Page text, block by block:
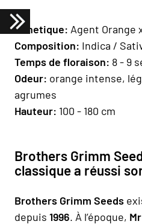
Genetique: Agent Orange
Composition: Indica /
Temps de floraison: 8 - 9
Odeur: orange intense,
agrumes
Hauteur: 100 - 180 cm
Brothers Grimm
classique a réussi
Brothers Grimm Seeds
depuis 1996. À l’époque,